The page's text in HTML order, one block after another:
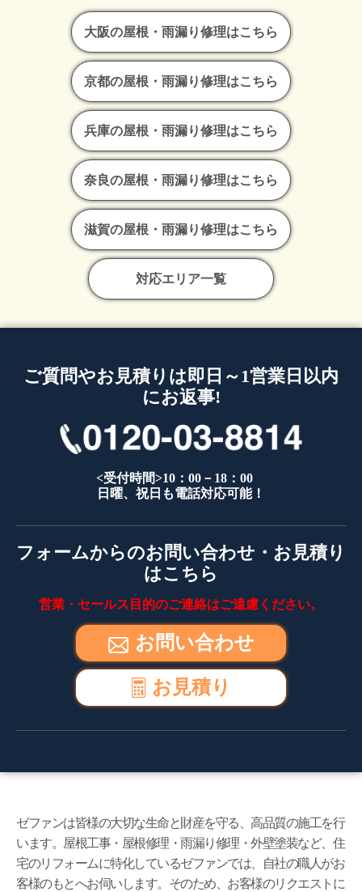
大阪の屋根・雨漏り修理はこちら
京都の屋根・雨漏り修理はこちら
兵庫の屋根・雨漏り修理はこちら
奈良の屋根・雨漏り修理はこちら
滋賀の屋根・雨漏り修理はこちら
対応エリア一覧
ご質問やお見積りは即日～1営業日以内
にお返事!
<受付時間>10：00－18：00
日曜、祝日も電話対応可能！
フォームからのお問い合わせ・お見積り
はこちら
営業・セールス目的のご連絡はご遠慮ください。
お問い合わせ
お見積り
ゼファンは皆様の大切な生命と財産を守る、高品質の施工を行
います。屋根工事・屋根修理・雨漏り修理・外壁塗装など、住
宅のリフォームに特化しているゼファンでは、自社の職人がお
客様のもとへお伺いします。そのため、お客様のリクエストに